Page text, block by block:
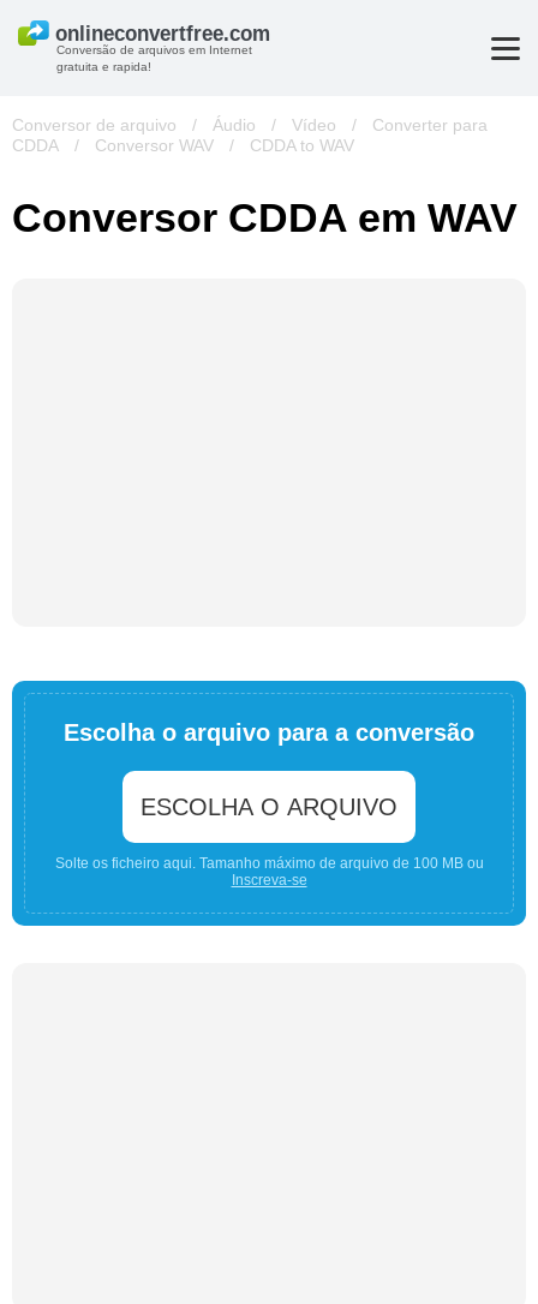
Conversão de arquivos em Internet
gratuita e rapida!
Conversor de arquivo / Áudio / Vídeo /
Converter para
CDDA
/ Conversor WAV / CDDA to WAV
Conversor CDDA em WAV
Escolha o arquivo para a conversão
ESCOLHA O ARQUIVO
Solte os ficheiro aqui. Tamanho máximo de arquivo de 100 MB ou
Inscreva-se